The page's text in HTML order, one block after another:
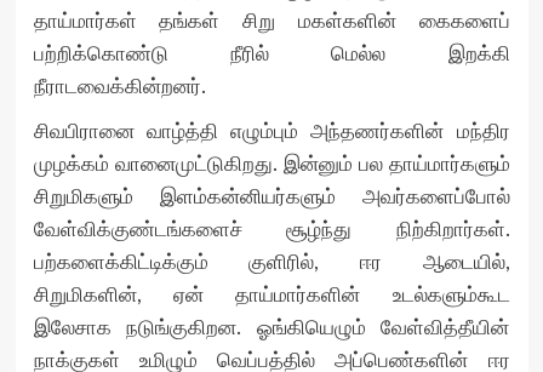
தாய்மார்கள் தங்கள் சிறு மகள்களின் கைகளைப்
பற்றிக்கொண்டு நீரில் மெல்ல இறக்கி
நீராடவைக்கின்றனர்.
சிவபிரானை வாழ்த்தி எழும்பும் அந்தணர்களின் மந்திர
முழக்கம் வானைமுட்டுகிறது. இன்னும் பல தாய்மார்களும்
சிறுமிகளும் இளம்கன்னியர்களும் அவர்களைப்போல்
வேள்விக்குண்டங்களைச் சூழ்ந்து நிற்கிறார்கள்.
பற்களைக்கிட்டிக்கும் குளிரில், ஈர ஆடையில்,
சிறுமிகளின், ஏன் தாய்மார்களின் உடல்களும்கூட
இலேசாக நடுங்குகிறன. ஓங்கியெழும் வேள்வித்தீயின்
நாக்குகள் உமிழும் வெப்பத்தில் அப்பெண்களின் ஈர